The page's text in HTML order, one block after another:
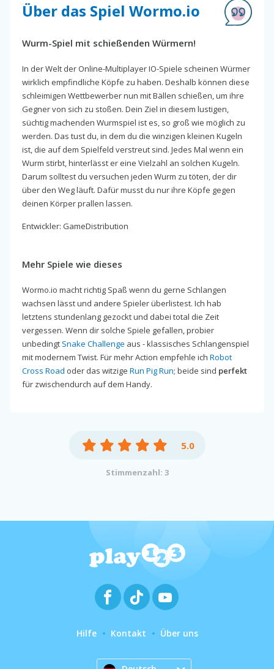
Über das Spiel Wormo.io
Wurm-Spiel mit schießenden Würmern!
In der Welt der Online-Multiplayer IO-Spiele scheinen Würmer
wirklich empfindliche Köpfe zu haben. Deshalb können diese
schleimigen Wettbewerber nun mit Bällen schießen, um ihre
Gegner von sich zu stoßen. Dein Ziel in diesem lustigen,
süchtig machenden Wurmspiel ist es, so groß wie möglich zu
werden. Das tust du, in dem du die winzigen kleinen Kugeln
ist, die auf dem Spielfeld verstreut sind. Jedes Mal wenn ein
Wurm stirbt, hinterlässt er eine Vielzahl an solchen Kugeln.
Darum solltest du versuchen jeden Wurm zu töten, der dir
über den Weg läuft. Dafür musst du nur ihre Köpfe gegen
deinen Körper prallen lassen.
Entwickler: GameDistribution
Mehr Spiele wie dieses
Wormo.io macht richtig Spaß wenn du gerne Schlangen
wachsen lässt und andere Spieler überlistest. Ich hab
letztens stundenlang gezockt und dabei total die Zeit
vergessen. Wenn dir solche Spiele gefallen, probier
unbedingt Snake Challenge aus - klassisches Schlangenspiel
mit modernem Twist. Für mehr Action empfehle ich Robot
Cross Road oder das witzige Run Pig Run; beide sind perfekt
für zwischendurch auf dem Handy.
5.0
Stimmenzahl: 3
Hilfe Kontakt Über uns